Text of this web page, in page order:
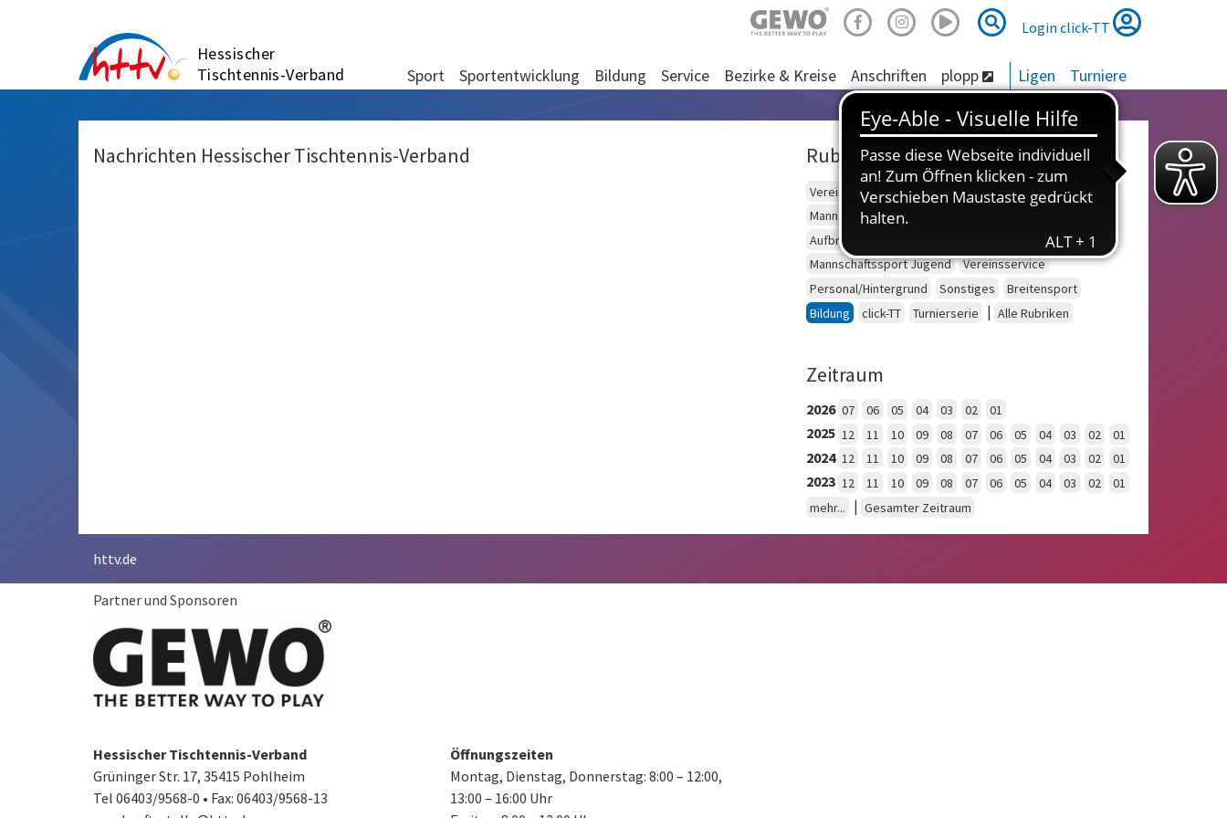
Hessischer
Tischtennis-Verband
Suche
Suche
Login click-TT
Sport Sportentwicklung Bildung Service Bezirke & Kreise Anschriften plopp Ligen Turniere
Nachrichten Hessischer Tischtennis-Verband Rubriken
Vereinsberatung Schulsport
Einzelsport Erwachsene
Mannschaftssport Erwachsene
Aufbruch
Mannschaftssport Jugend
Vereinsservice
Personal/Hintergrund
Sonstiges
Breitensport
Bildung
click-TT Turnierserie | Alle Rubriken
Zeitraum
2026 07 06 05 04 03 02 01
2025 12 11 10 09 08 07 06 05 04 03 02 01
2024 12 11 10 09 08 07 06 05 04 03 02 01
2023 12 11 10 09 08 07 06 05 04 03 02
01
mehr...
| Gesamter Zeitraum
httv.de
Partner und Sponsoren
Hessischer Tischtennis-Verband
Grüninger Str. 17, 35415 Pohlheim
Tel 06403/9568-0 • Fax: 06403/9568-13
Öffnungszeiten
Montag, Dienstag, Donnerstag: 8:00 – 12:00,
13:00 – 16:00 Uhr